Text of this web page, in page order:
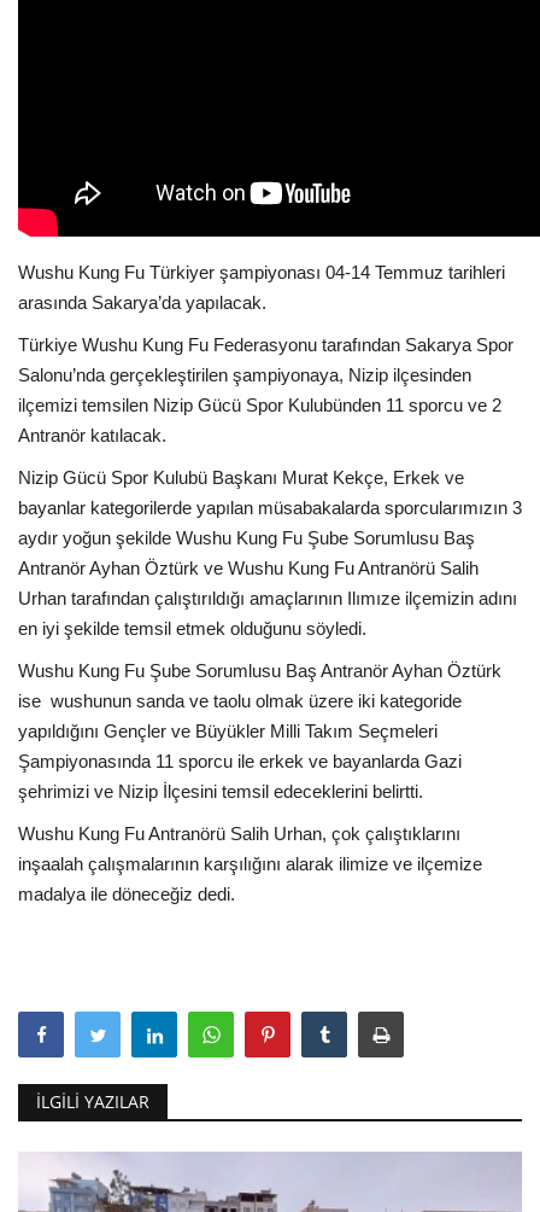
Wushu Kung Fu Türkiyer şampiyonası 04-14 Temmuz tarihleri
arasında Sakarya’da yapılacak.
Türkiye Wushu Kung Fu Federasyonu tarafından Sakarya Spor
Salonu’nda gerçekleştirilen şampiyonaya, Nizip ilçesinden
ilçemizi temsilen Nizip Gücü Spor Kulubünden 11 sporcu ve 2
Antranör katılacak.
Nizip Gücü Spor Kulubü Başkanı Murat Kekçe, Erkek ve
bayanlar kategorilerde yapılan müsabakalarda sporcularımızın 3
aydır yoğun şekilde Wushu Kung Fu Şube Sorumlusu Baş
Antranör Ayhan Öztürk ve Wushu Kung Fu Antranörü Salih
Urhan tarafından çalıştırıldığı amaçlarının Ilımıze ilçemizin adını
en iyi şekilde temsil etmek olduğunu söyledi.
Wushu Kung Fu Şube Sorumlusu Baş Antranör Ayhan Öztürk
ise wushunun sanda ve taolu olmak üzere iki kategoride
yapıldığını Gençler ve Büyükler Milli Takım Seçmeleri
Şampiyonasında 11 sporcu ile erkek ve bayanlarda Gazi
şehrimizi ve Nizip İlçesini temsil edeceklerini belirtti.
Wushu Kung Fu Antranörü Salih Urhan, çok çalıştıklarını
inşaalah çalışmalarının karşılığını alarak ilimize ve ilçemize
madalya ile döneceğiz dedi.
İLGILI YAZILAR